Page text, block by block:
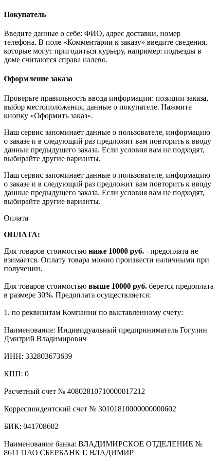
Покупатель
Введите данные о себе: ФИО, адрес доставки, номер
телефона. В поле «Комментарии к заказу» введите сведения,
которые могут пригодиться курьеру, например: подъезды в
доме считаются справа налево.
Оформление заказа
Проверьте правильность ввода информации: позиции заказа,
выбор местоположения, данные о покупателе. Нажмите
кнопку «Оформить заказ».
Наш сервис запоминает данные о пользователе, информацию
о заказе и в следующий раз предложит вам повторить к вводу
данные предыдущего заказа. Если условия вам не подходят,
выбирайте другие варианты.
Наш сервис запоминает данные о пользователе, информацию
о заказе и в следующий раз предложит вам повторить к вводу
данные предыдущего заказа. Если условия вам не подходят,
выбирайте другие варианты.
Оплата
ОПЛАТА:
Для товаров стоимостью ниже 10000 руб. - предоплата не
взимается. Оплату товара можно произвести наличными при
получении.
Для товаров стоимостью выше 10000 руб. берется предоплата
в размере 30%. Предоплата осуществляется:
1. по реквизитам Компании по выставленному счету:
Наименование: Индивидуальный предприниматель Гогулин
Дмитрий Владимирович
ИНН: 332803673639
КПП: 0
Расчетный счет № 40802810710000017212
Корреспондентский счет № 30101810000000000602
БИК: 041708602
Наименование банка: ВЛАДИМИРСКОЕ ОТДЕЛЕНИЕ №
8611 ПАО СБЕРБАНК Г. ВЛАДИМИР